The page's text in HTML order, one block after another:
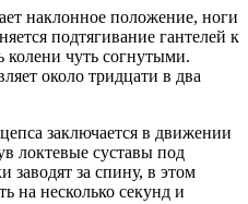
наклонное положение, ноги
подтягивание гантелей к
чуть согнутыми.
около тридцати в два
заключается в движении
локтевые суставы под
заводят за спину, в этом
на несколько секунд и